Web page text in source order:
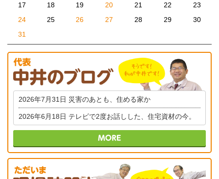
17
18 19 20 21 22
23
24
25 26 27 28 29
30
31
2026年7月31日 災害のあとも、住める家か
2026年6月18日 テレビで2度お話しした、住宅資材の今。